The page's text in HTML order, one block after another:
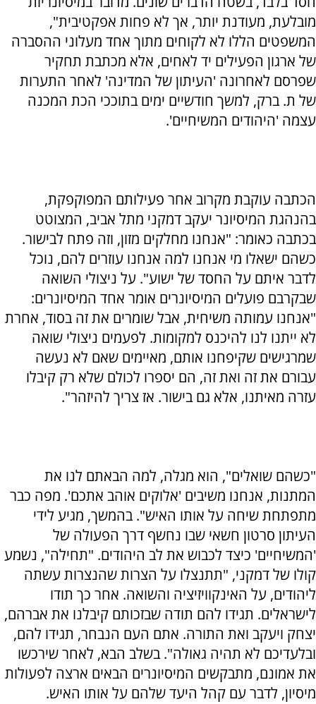
מובלעת, מעודנת יותר, אך לא פחות אפקטיבית",
המשפטים הללו לא לקוחים מתוך אחד מעלוני ההסברה
של ארגון הפעילים יד לאחים, אלא מכתבת תחקיר
שפרסם לאחרונה 'העיתון של המדינה' לאחר התערות
של ת. ברק, למשך חודשיים ימים בתוככי הכת המכנה
עצמה 'היהודים המשיחיים'.
הכתבה עוקבת מקרוב אחר פעילותם המפוקפקת,
בהנהגת המיסיונר יעקב דמקני מתל אביב, המצוטט
בכתבה כאומר: "אנחנו מחלקים מזון, וזה פתח לבישור.
כשהם ישאלו מי אנחנו למה אנחנו עוזרים להם, נוכל
לדבר איתם על החסד של ישוע". על ניצולי השואה
שבקרבם פועלים המיסיונרים אומר אחד המיסיונרים:
"אנחנו עמותה משיחית, אבל שומרים את זה בסוד, אחרת
לא ייתנו לנו להיכנס למקומות. לפעמים ניצולי שואה
שמרגישים שקיפחנו אותם, מאיימים שאם לא נעשה
עבורם את זה ואת זה, הם יספרו לכולם שלא רק קיבלו
עזרה מאיתנו, אלא גם בישור. אז צריך להיזהר".
"כשהם שואלים", הוא מגלה, למה הבאתם לנו את
המתנות, אנחנו משיבים 'אלוקים אוהב אתכם'. מפה כבר
מתפתחת שיחה על אותו האיש". בהמשך, מגיע לידי
העיתון סרטון חשאי שבו נחשף דרך הפעולה של
'המשיחיים' כיצד לכבוש את לב היהודים. "תחילה", נשמע
קולו של דמקני, "תתנצלו על הצרות שהנצרות עשתה
ליהודים, על האינקוויזיציה והשואה. אחר כך תודו
לישראלים. תגידו להם תודה שבזכותם קיבלנו את אברהם,
יצחק ויעקב ואת התורה. אתם העם הנבחר, תגידו להם,
ובלעדיכם לא תהיה גאולה". בשלב הבא, לאחר שירכשו
את אמונם, מתבקשים המיסיונרים הבאים ארצה לפעולות
מיסיון, לדבר עם קהל היעד שלהם על אותו האיש.